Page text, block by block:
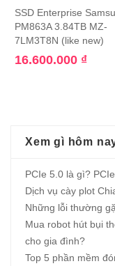
SSD Enterprise
PM863A 3.84TB MZ-
7LM3T8N (like new)
16.600.000 ₫
Xem gì hôm
PCIe 5.0 là gì?
Dịch vụ cày plot
Những lỗi thường
Mua robot hút bụi
cho gia đình?
Top 5 phần mềm